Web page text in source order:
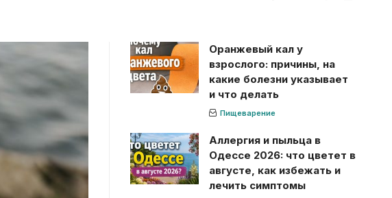
Оранжевый кал у
взрослого: причины, на
какие болезни указывает
и что делать
Пищеварение
Аллергия и пыльца в
Одессе 2026: что цветет в
августе, как избежать и
лечить симптомы